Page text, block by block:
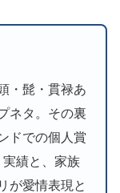
・髭・貫禄あ
ネタ。その裏
ドでの個人賞
績と、家族
が愛情表現と